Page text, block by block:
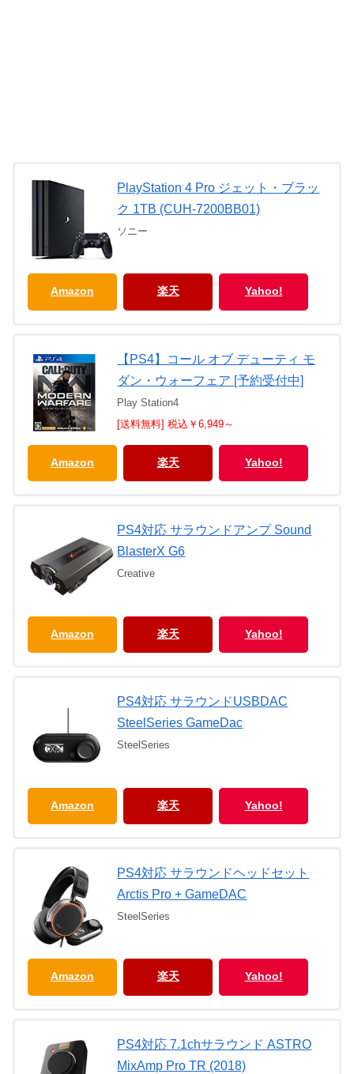
PlayStation 4 Pro ジェット・ブラッ
ク 1TB (CUH-7200BB01)
ソニー
Amazon 楽天 Yahoo!
【PS4】コール オブ デューティ モ
ダン・ウォーフェア [予約受付中]
Play Station4
[送料無料] 税込￥6,949～
Amazon 楽天 Yahoo!
PS4対応 サラウンドアンプ Sound
BlasterX G6
Creative
Amazon 楽天 Yahoo!
PS4対応 サラウンドUSBDAC
SteelSeries GameDac
SteelSeries
Amazon 楽天 Yahoo!
PS4対応 サラウンドヘッドセット
Arctis Pro + GameDAC
SteelSeries
Amazon 楽天 Yahoo!
PS4対応 7.1chサラウンド ASTRO
MixAmp Pro TR (2018)